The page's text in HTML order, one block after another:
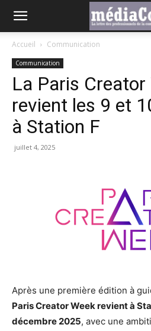
Accueil Communication
Communication
La Paris Creator
revient les 9 et
à Station F
juillet 4, 2025
Après une première édition à
Paris Creator Week revient à
décembre 2025, avec une